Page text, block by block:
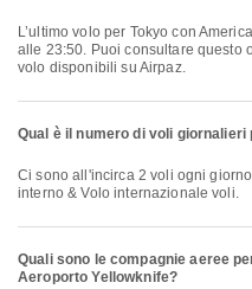
L’ultimo volo per Tokyo con American Airlines, codice volo AA169, parte
alle 23:50. Puoi consultare questo
volo disponibili su Airpaz.
Qual è il numero di voli
Ci sono all'incirca 2 voli ogni giorno. Questo aeroporto presenta Volo
interno & Volo internazionale voli.
Quali sono le compagnie aeree
Aeroporto Yellowknife?